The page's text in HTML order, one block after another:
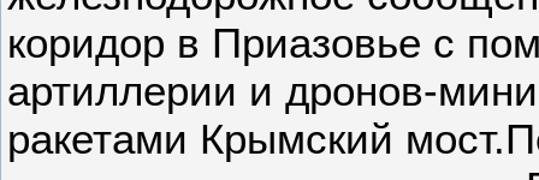
коридор в Приазовье с
артиллерии и дронов-
ракетами Крымский